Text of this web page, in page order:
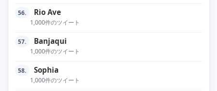
56. Rio Ave
1,000件のツイート
57. Banjaqui
1,000件のツイート
58. Sophia
1,000件のツイート